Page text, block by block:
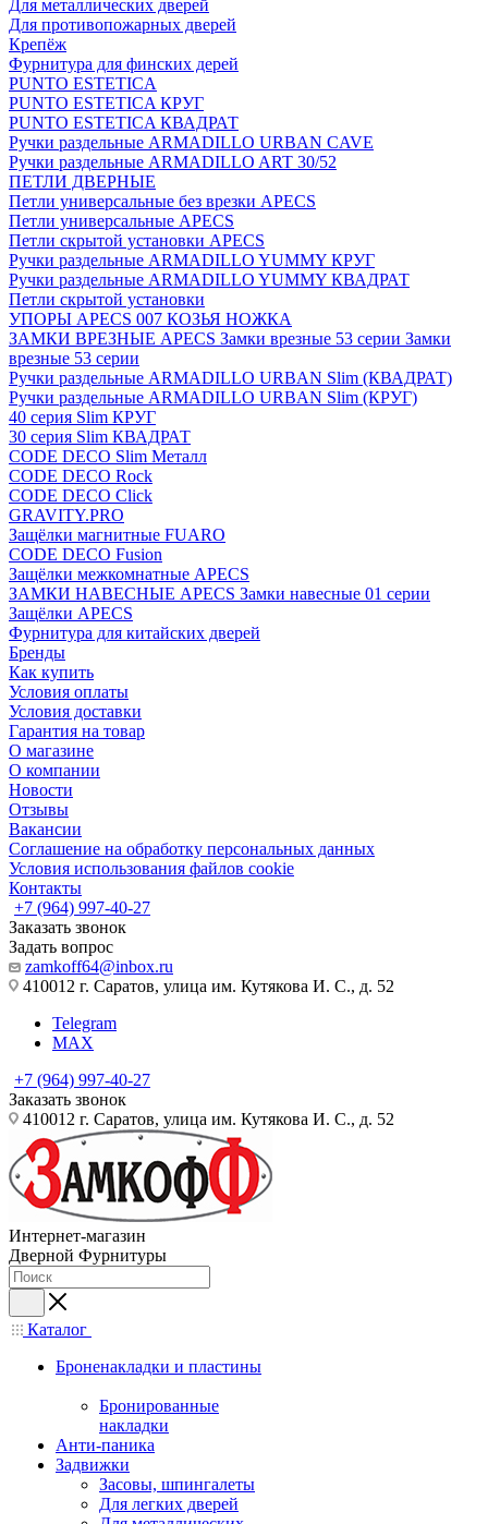
Для металлических дверей
Для противопожарных дверей
Крепёж
Фурнитура для финских дерей
PUNTO ESTETICA
PUNTO ESTETICA КРУГ
PUNTO ESTETICA КВАДРАТ
Ручки раздельные ARMADILLO URBAN CAVE
Ручки раздельные ARMADILLO ART 30/52
ПЕТЛИ ДВЕРНЫЕ
Петли универсальные без врезки APECS
Петли универсальные APECS
Петли скрытой установки APECS
Ручки раздельные ARMADILLO YUMMY КРУГ
Ручки раздельные ARMADILLO YUMMY КВАДРАТ
Петли скрытой установки
УПОРЫ APECS 007 КОЗЬЯ НОЖКА
ЗАМКИ ВРЕЗНЫЕ APECS Замки врезные 53 серии Замки
врезные 53 серии
Ручки раздельные ARMADILLO URBAN Slim (КВАДРАТ)
Ручки раздельные ARMADILLO URBAN Slim (КРУГ)
40 серия Slim КРУГ
30 серия Slim КВАДРАТ
CODE DECO Slim Металл
CODE DECO Rock
CODE DECO Click
GRAVITY.PRO
Защёлки магнитные FUARO
CODE DECO Fusion
Защёлки межкомнатные APECS
ЗАМКИ НАВЕСНЫЕ APECS Замки навесные 01 серии
Защёлки APECS
Фурнитура для китайских дверей
Бренды
Как купить
Условия оплаты
Условия доставки
Гарантия на товар
О магазине
О компании
Новости
Отзывы
Вакансии
Соглашение на обработку персональных данных
Условия использования файлов cookie
Контакты
+7 (964) 997-40-27
Заказать звонок
Задать вопрос
zamkoff64@inbox.ru
410012 г. Саратов, улица им. Кутякова И. С., д. 52
Telegram
MAX
+7 (964) 997-40-27
Заказать звонок
410012 г. Саратов, улица им. Кутякова И. С., д. 52
Интернет-магазин
Дверной Фурнитуры
Каталог
Броненакладки и пластины
Бронированные
накладки
Анти-паника
Задвижки
Засовы, шпингалеты
Для легких дверей